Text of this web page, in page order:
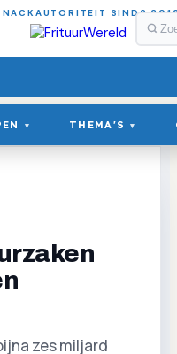
SINDS
▾ THEMA'S ▾
zes miljard